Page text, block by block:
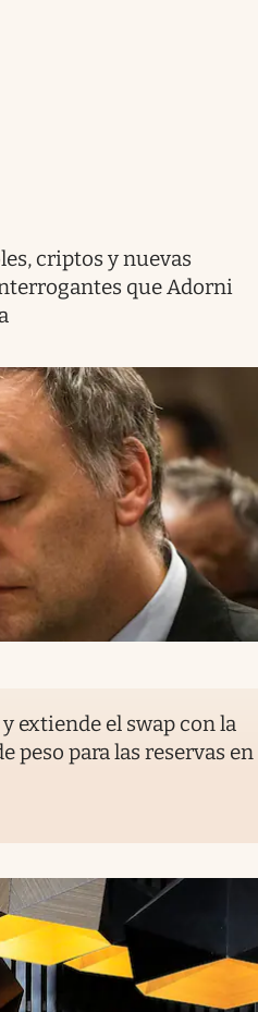
criptos y nuevas
que Adorni
extiende el swap con la
peso para las reservas en